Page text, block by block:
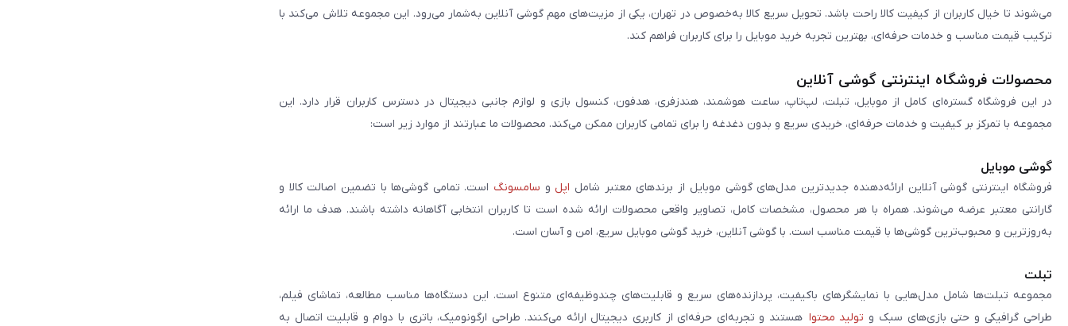
می‌شوند تا خیال کاربران از کیفیت کالا راحت باشد. تحویل سریع کالا به‌خصوص در تهران، یکی از مزیت‌های مهم گوشی آنلاین به‌شمار می‌رود. این مجموعه تلاش می‌کند با
ترکیب قیمت مناسب و خدمات حرفه‌ای، بهترین تجربه خرید موبایل را برای کاربران فراهم کند.
محصولات فروشگاه اینترنتی گوشی آنلاین
در این فروشگاه گستره‌ای کامل از موبایل، تبلت، لپ‌تاپ، ساعت هوشمند، هندزفری، هدفون، کنسول بازی و لوازم جانبی دیجیتال در دسترس کاربران قرار دارد. این
مجموعه با تمرکز بر کیفیت و خدمات حرفه‌ای، خریدی سریع و بدون دغدغه را برای تمامی کاربران ممکن می‌کند. محصولات ما عبارتند از موارد زیر است:
گوشی موبایل
فروشگاه اینترنتی گوشی آنلاین ارائه‌دهنده جدیدترین مدل‌های گوشی موبایل از برندهای معتبر شامل اپل و سامسونگ است. تمامی گوشی‌ها با تضمین اصالت کالا و
گارانتی معتبر عرضه می‌شوند. همراه با هر محصول، مشخصات کامل، تصاویر واقعی محصولات ارائه شده است تا کاربران انتخابی آگاهانه داشته باشند. هدف ما ارائه
به‌روزترین و محبوب‌ترین گوشی‌ها با قیمت مناسب است. با گوشی آنلاین، خرید گوشی موبایل سریع، امن و آسان است.
تبلت
مجموعه تبلت‌ها شامل مدل‌هایی با نمایشگرهای باکیفیت، پردازنده‌های سریع و قابلیت‌های چندوظیفه‌ای متنوع است. این دستگاه‌ها مناسب مطالعه، تماشای فیلم،
طراحی گرافیکی و حتی بازی‌های سبک و تولید محتوا هستند و تجربه‌ای حرفه‌ای از کاربری دیجیتال ارائه می‌کنند. طراحی ارگونومیک، باتری با دوام و قابلیت اتصال به